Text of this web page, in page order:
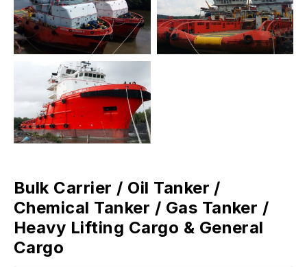
Bulk Carrier / Oil Tanker /
Chemical Tanker / Gas Tanker /
Heavy Lifting Cargo & General
Cargo